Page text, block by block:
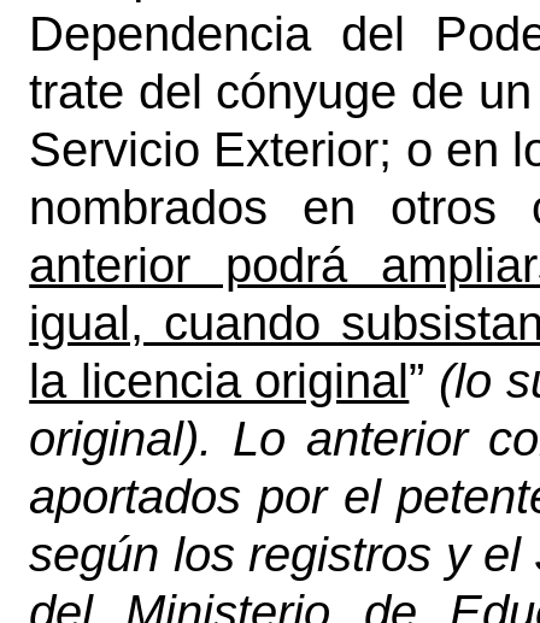
Dependencia del
trate del cónyuge de
Servicio Exterior; o en
nombrados en
anterior podrá
igual, cuando
la licencia original” (lo
original). Lo anterior
aportados por el
según los registros y
del Ministerio de